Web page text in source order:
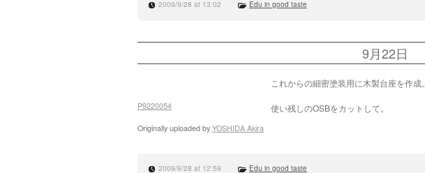
2009/9/28 at 13:02 Edu in good taste
9月22日
P9220054
Originally uploaded by YOSHIDA Akira
これからの細密塗装用に木製台座を作成。
使い残しのOSBをカットして。
2009/9/28 at 12:59 Edu in good taste